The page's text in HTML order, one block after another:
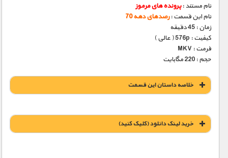
نام مستند :پرونده های مرموز
نام این قسمت :رصدهای دهه 70
زمان : 45 دقیقه
کیفیت : 576p ( عالی )
فرمت : MKV
حجم : 220 مگابایت
خلاصه داستان این قسمت
خريد لينک دانلود (کليک کنيد)